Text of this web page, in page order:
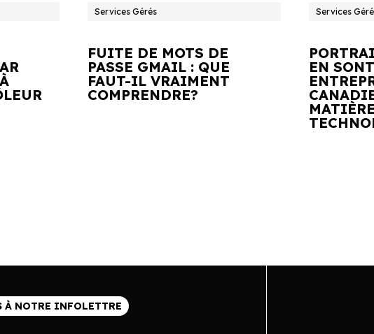
Services Gérés
FUITE DE MOTS DE
PASSE GMAIL : QUE
FAUT-IL VRAIMENT
COMPRENDRE?
Services
EN
À NOTRE INFOLETTRE